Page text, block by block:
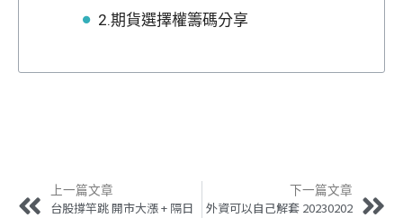
2.期貨選擇權籌碼分享
上一篇文章
台股撐竿跳 開市大漲 + 隔日
下一篇文章
外資可以自己解套 20230202